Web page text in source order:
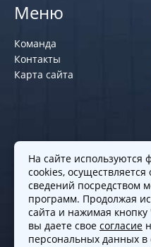
Меню
Команда
Контакты
Карта сайта
Политики и
Политика обработки
данных
Согласие на обработку
Согласие на обработку
На сайте используются
cookies, осуществляется
сведений посредством
программ. Продолжая
сайта и нажимая
вы даете свое согласие
персональных данных в